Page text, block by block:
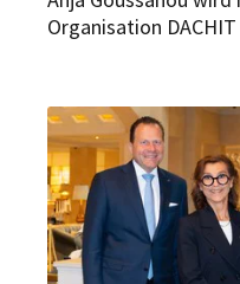
Organisation